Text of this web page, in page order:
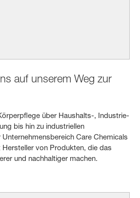
auf unserem Weg zur
über Haushalts-, Industrie-
bis hin zu industriellen
Care Chemicals
von Produkten, die das
und nachhaltiger machen.